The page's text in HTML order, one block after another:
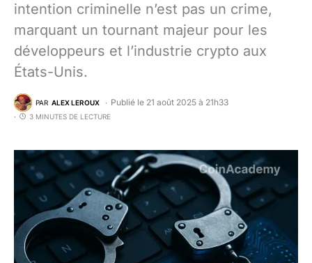
intention criminelle n’est pas un crime,
marquant un tournant majeur pour les
développeurs et l’industrie crypto aux
États-Unis.
PAR ALEX LEROUX Publié le 21 août 2025 à 21h33
3 MINUTES DE LECTURE